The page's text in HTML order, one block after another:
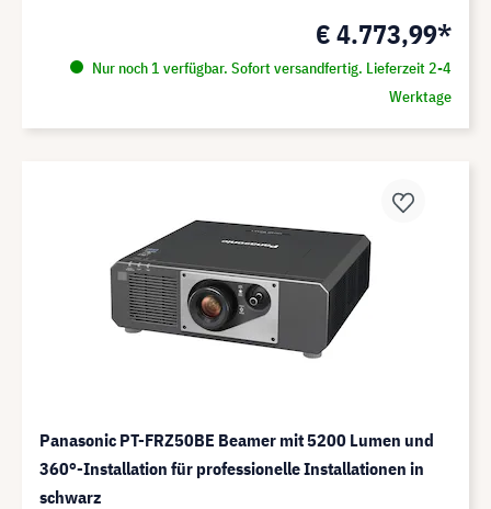
€ 4.773,99*
Nur noch 1 verfügbar. Sofort versandfertig. Lieferzeit 2-4
Werktage
Panasonic PT-FRZ50BE Beamer mit 5200 Lumen und
360°-Installation für professionelle Installationen in
schwarz